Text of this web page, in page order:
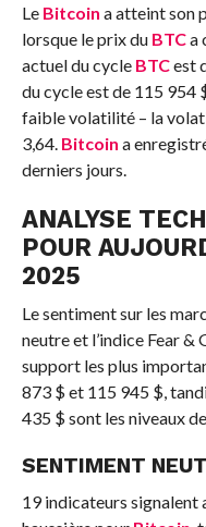
Le Bitcoin a atteint son
lorsque le prix du BTCa
actuel du cycle BTCest
du cycle est de 115 954
faible volatilité – la
3,64. Bitcoin a
derniers jours.
ANALYSE
POUR
2025
Le sentiment sur les
neutre et l’indice Fear &
support les plus
873 $ et 115 945 $,
435 $ sont les niveaux
SENTIMENT
19 indicateurs signalent